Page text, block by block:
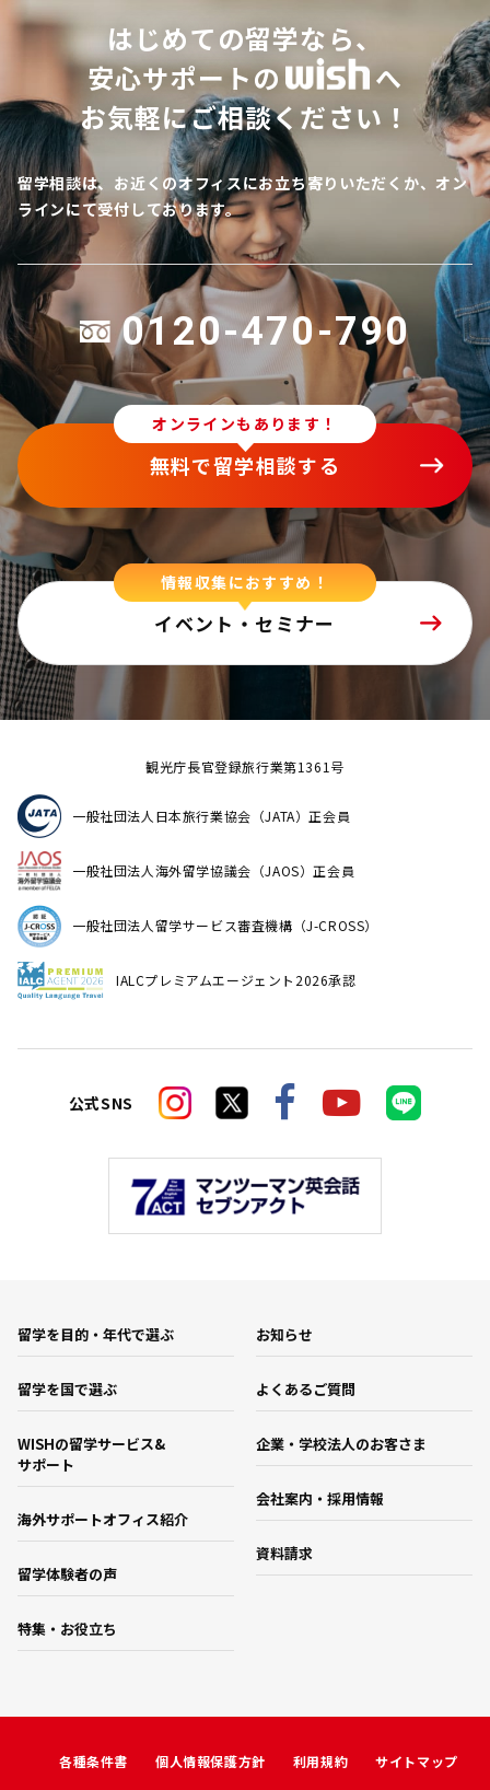
はじめての留学なら、
安心サポートの
へ
お気軽にご相談ください！
留学相談は、お近くのオフィスにお立ち寄りいただくか、オン
ラインにて受付しております。
0120-470-790
オンラインもあります！
無料で留学相談する
情報収集におすすめ！
イベント・セミナー
観光庁長官登録旅行業第1361号
一般社団法人日本旅行業協会（JATA）正会員
一般社団法人海外留学協議会（JAOS）正会員
一般社団法人留学サービス審査機構（J-CROSS）
IALCプレミアムエージェント2026承認
公式SNS
留学を目的・年代で選ぶ
留学を国で選ぶ
WISHの留学サービス&
サポート
海外サポートオフィス紹介
留学体験者の声
特集・お役立ち
お知らせ
よくあるご質問
企業・学校法人のお客さま
会社案内・採用情報
資料請求
各種条件書 個人情報保護方針 利用規約 サイトマップ